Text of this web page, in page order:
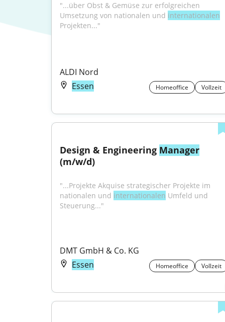
"...über Obst & Gemüse zur erfolgreichen
Umsetzung von nationalen und internationalen
Projekten..."
ALDI Nord
Essen
Homeoffice Vollzeit
Design & Engineering Manager
(m/w/d)
"...Projekte Akquise strategischer Projekte im
nationalen und internationalen Umfeld und
Steuerung..."
DMT GmbH & Co. KG
Essen
Homeoffice Vollzeit